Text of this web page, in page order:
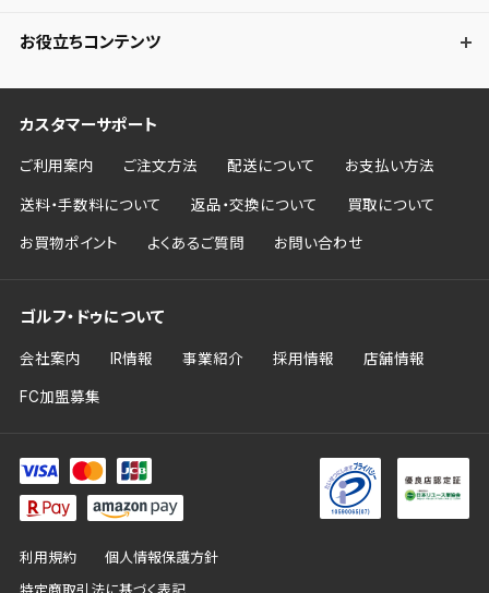
お役立ちコンテンツ
カスタマーサポート
ご利用案内 ご注文方法 配送について お支払い方法
送料・手数料について 返品・交換について 買取について
お買物ポイント よくあるご質問 お問い合わせ
ゴルフ・ドゥについて
会社案内 IR情報 事業紹介 採用情報 店舗情報
FC加盟募集
利用規約 個人情報保護方針